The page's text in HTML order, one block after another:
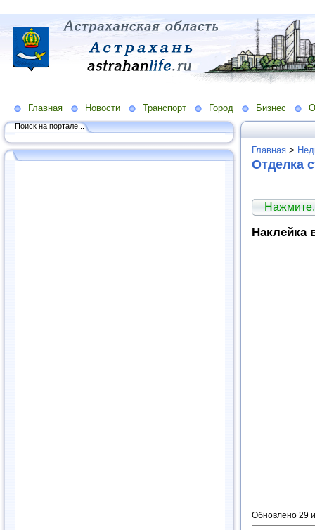
Главная Новости Транспорт Город Бизнес
Поиск на портале...
Главная >
Отделка
Наклейка
Обновлено 29